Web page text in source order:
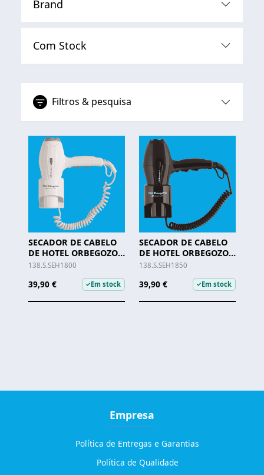
Filtros & pesquisa
SECADOR DE CABELO
DE HOTEL ORBEGOZO -
SEH 1800
138.S.SEH1800
39,90 € ✓Em stock
SECADOR DE CABELO
DE HOTEL ORBEGOZO -
SEH 1850
138.S.SEH1850
39,90 € ✓Em stock
Brand
Com Stock
Empresa
Política de Entregas e Garantias
Política de Qualidade